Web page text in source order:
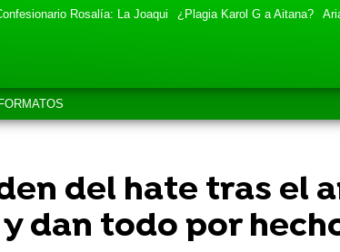
Rosalía: La Joaqui ¿Plagia Karol G a Aitana?
FORMATOS
del hate tras el
dan todo por